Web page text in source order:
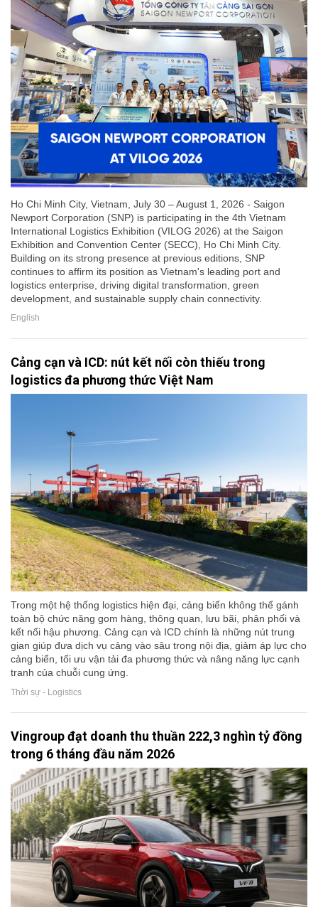
Ho Chi Minh City, Vietnam, July 30 – August 1, 2026 - Saigon
Newport Corporation (SNP) is participating in the 4th Vietnam
International Logistics Exhibition (VILOG 2026) at the Saigon
Exhibition and Convention Center (SECC), Ho Chi Minh City.
Building on its strong presence at previous editions, SNP
continues to affirm its position as Vietnam's leading port and
logistics enterprise, driving digital transformation, green
development, and sustainable supply chain connectivity.
English
Cảng cạn và ICD: nút kết nối còn thiếu trong
logistics đa phương thức Việt Nam
Trong một hệ thống logistics hiện đại, cảng biển không thể gánh
toàn bộ chức năng gom hàng, thông quan, lưu bãi, phân phối và
kết nối hậu phương. Cảng cạn và ICD chính là những nút trung
gian giúp đưa dịch vụ cảng vào sâu trong nội địa, giảm áp lực cho
cảng biển, tối ưu vận tải đa phương thức và nâng năng lực cạnh
tranh của chuỗi cung ứng.
Thời sự - Logistics
Vingroup đạt doanh thu thuần 222,3 nghìn tỷ đồng
trong 6 tháng đầu năm 2026